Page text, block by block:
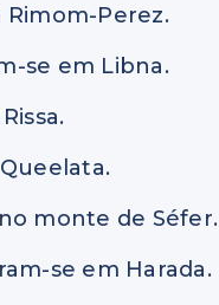
Rimom-Perez.
se em Libna.
monte de Séfer.
se em Harada.